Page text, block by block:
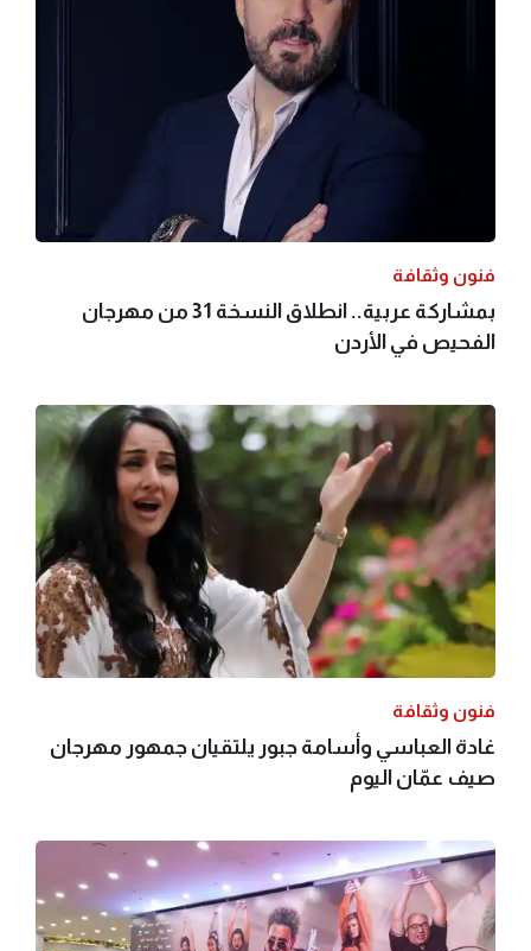
فنون وثقافة
بمشاركة عربية.. انطلاق النسخة 31 من مهرجان
الفحيص في الأردن
فنون وثقافة
غادة العباسي وأسامة جبور يلتقيان جمهور مهرجان
صيف عمّان اليوم